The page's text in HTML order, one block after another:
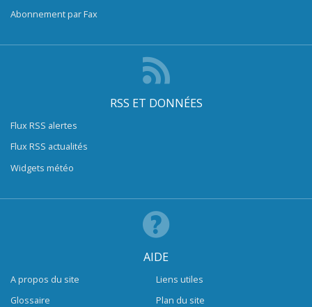
Abonnement par Fax
RSS ET DONNÉES
Flux RSS alertes
Flux RSS actualités
Widgets météo
AIDE
A propos du site
Glossaire
Liens utiles
Plan du site